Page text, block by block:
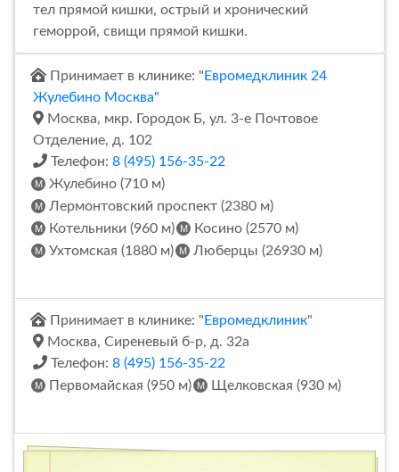
тел прямой кишки, острый и хронический
геморрой, свищи прямой кишки.
Принимает в клинике: " Евромедклиник 24
Жулебино Москва"
Москва, мкр. Городок Б, ул. 3-е Почтовое
Отделение, д. 102
Телефон: 8 (495) 156-35-22
Жулебино (710 м)
Лермонтовский проспект (2380 м)
Котельники (960 м)
Косино (2570 м)
Ухтомская (1880 м)
Люберцы (26930 м)
Принимает в клинике: " Евромедклиник"
Москва, Сиреневый б-р, д. 32а
Телефон: 8 (495) 156-35-22
Первомайская (950 м)
Щелковская (930 м)